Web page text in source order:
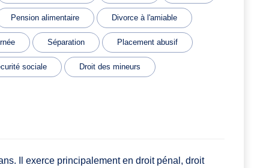
Pension alimentaire Divorce à l'amiable
Séparation Placement abusif
sociale Droit des mineurs
Il exerce principalement en droit pénal, droit